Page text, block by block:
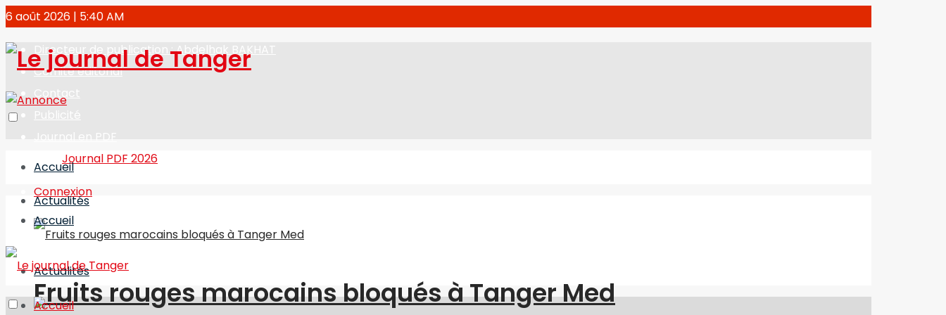
6 août 2026 | 5:40 AM
Directeur de publication : Abdelhak BAKHAT
Comité éditorial
Contact
Publicité
Journal en PDF
Journal PDF 2026
Connexion
Le journal de Tanger
Accueil
Actualités
Fruits rouges marocains bloqués à Tanger Med
Accueil
Actualités
Accueil